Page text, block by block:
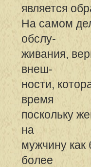
является
На самом
обслу-
живания,
внеш-
ности,
время
поскольку
на
мужчину как
более